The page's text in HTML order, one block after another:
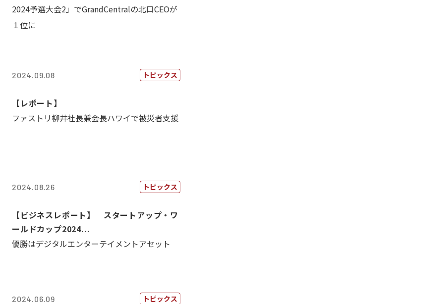
2024予選大会2」でGrandCentralの北口CEOが
１位に
2024.09.08 トピックス
【レポート】
ファストリ柳井社長兼会長ハワイで被災者支援
2024.08.26 トピックス
【ビジネスレポート】 スタートアップ・ワ
ールドカップ2024...
優勝はデジタルエンターテイメントアセット
2024.06.09 トピックス